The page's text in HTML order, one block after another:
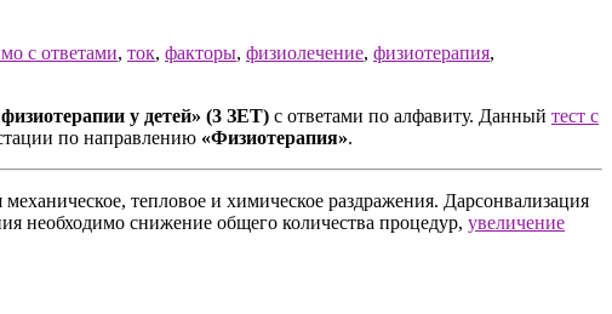
с ответами, ток, факторы, физиолечение, физиотерапия,
у детей» (3 ЗЕТ) с ответами по алфавиту. Данный тест с
по направлению «Физиотерапия».
тепловое и химическое раздражения. Дарсонвализация
необходимо снижение общего количества процедур, увеличение